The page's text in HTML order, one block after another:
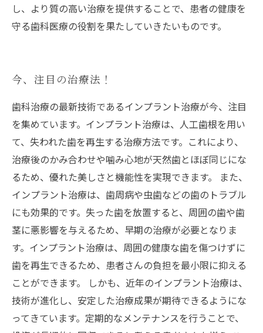
し、より質の高い治療を提供することで、患者の健康を
守る歯科医療の役割を果たしていきたいものです。
今、注目の治療法！
歯科治療の最新技術であるインプラント治療が今、注目
を集めています。インプラント治療は、人工歯根を用い
て、失われた歯を再生する治療方法です。これにより、
治療後のかみ合わせや噛み心地が天然歯とほぼ同じにな
るため、優れた美しさと機能性を実現できます。 また、
インプラント治療は、歯周病や虫歯などの歯のトラブル
にも効果的です。失った歯を放置すると、周囲の歯や歯
茎に悪影響を与えるため、早期の治療が必要となりま
す。インプラント治療は、周囲の健康な歯を傷つけずに
歯を再生できるため、患者さんの負担を最小限に抑える
ことができます。 しかも、近年のインプラント治療は、
技術が進化し、安定した治療成果が期待できるようにな
ってきています。定期的なメンテナンスを行うことで、